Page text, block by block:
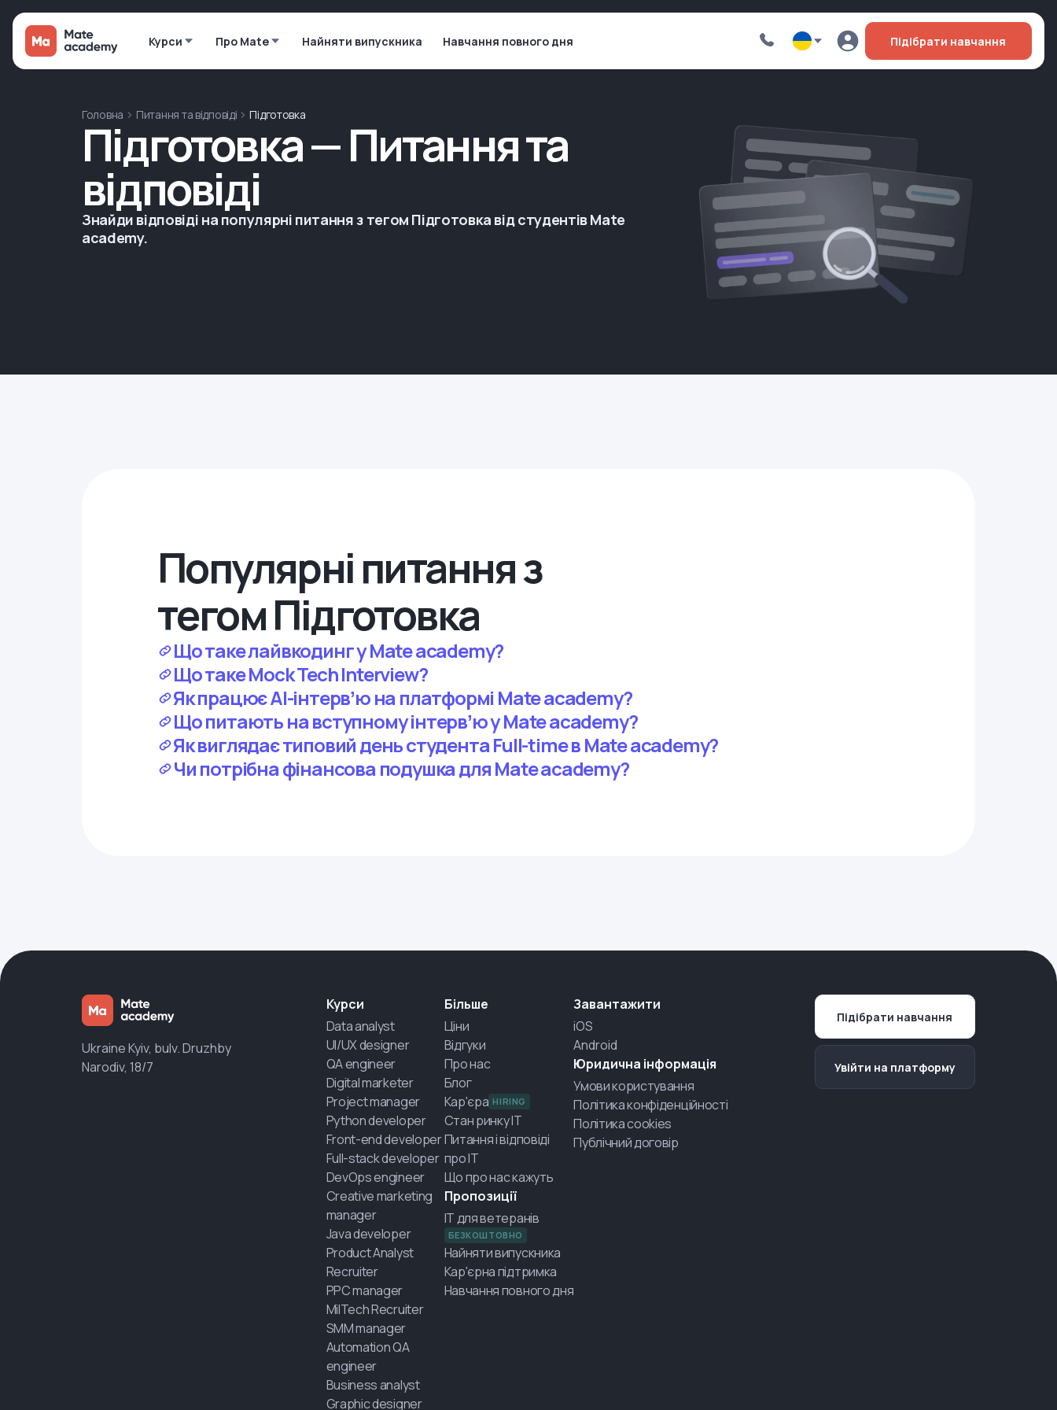
Курси Про Mate Найняти випускника Навчання повного дня Підібрати навчання
Головна Питання та відповіді Підготовка
Підготовка — Питання та
відповіді
Знайди відповіді на популярні питання з тегом Підготовка від студентів Mate
academy.
Популярні питання з
тегом Підготовка
Що таке лайвкодинг у Mate academy?
Що таке Mock Tech Interview?
Як працює AI-інтервʼю на платформі Mate academy?
Що питають на вступному інтервʼю у Mate academy?
Як виглядає типовий день студента Full-time в Mate academy?
Чи потрібна фінансова подушка для Mate academy?
Ukraine Kyiv, bulv. Druzhby
Narodiv, 18/7
Курси
Data analyst
UI/UX designer
QA engineer
Digital marketer
Project manager
Python developer
Front-end developer
Full-stack developer
DevOps engineer
Creative marketing
manager
Java developer
Product Analyst
Recruiter
PPC manager
MilTech Recruiter
SMM manager
Automation QA
engineer
Business analyst
Graphic designer
Більше
Ціни
Відгуки
Про нас
Блог
Кар'єра HIRING
Стан ринку IT
Питання і відповіді
про IT
Що про нас кажуть
Пропозиції
IT для ветеранів
БЕЗКОШТОВНО
Найняти випускника
Кар'єрна підтримка
Навчання повного дня
Завантажити
iOS
Android
Юридична інформація
Умови користування
Політика конфіденційності
Політика cookies
Публічний договір
Підібрати навчання
Увійти на платформу